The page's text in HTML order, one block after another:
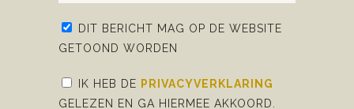
DIT BERICHT MAG OP DE WEBSITE
GETOOND WORDEN
IK HEB DE PRIVACYVERKLARING
GELEZEN EN GA HIERMEE AKKOORD.